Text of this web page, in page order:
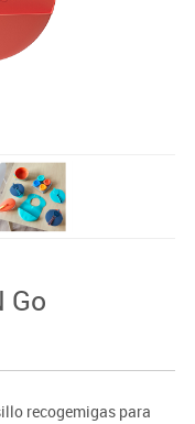
Go
recogemigas para